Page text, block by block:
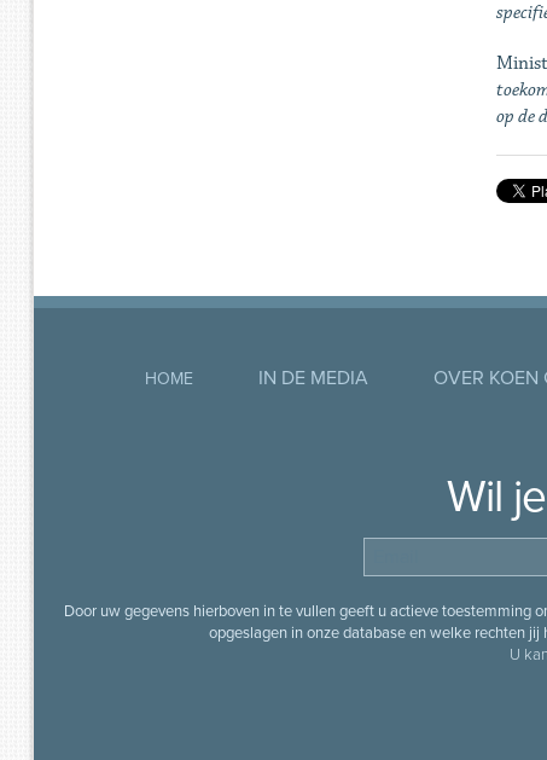
op de
HOME IN DE MEDIA OVER KOEN
Wil
Door uw gegevens hierboven in te vullen geeft u actieve toestemming
opgeslagen in onze database en welke rechten jij
U